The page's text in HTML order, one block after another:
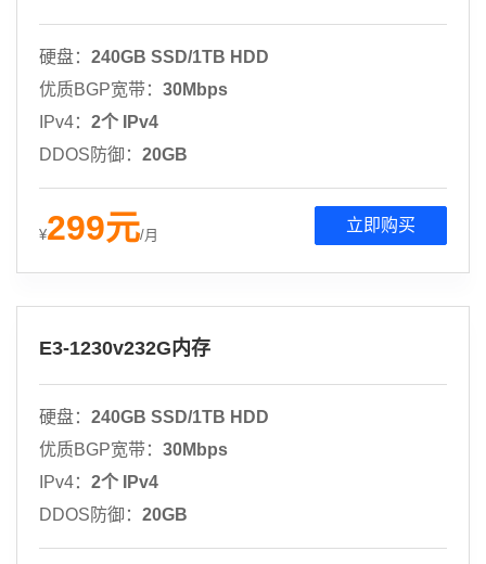
硬盘： 240GB SSD/1TB HDD
优质BGP宽带： 30Mbps
IPv4： 2个 IPv4
DDOS防御： 20GB
¥299元/月
立即购买
E3-1230v232G内存
硬盘： 240GB SSD/1TB HDD
优质BGP宽带： 30Mbps
IPv4： 2个 IPv4
DDOS防御： 20GB